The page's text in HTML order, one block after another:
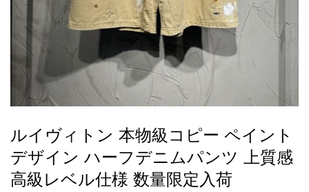
新
お
す
す
め
ルイヴィトン 本物級コピー ペイント
デザイン ハーフデニムパンツ 上質感
高級レベル仕様 数量限定入荷